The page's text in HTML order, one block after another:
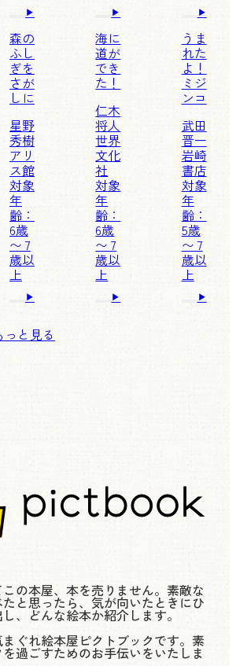
森の
ふし
ぎを
さが
しに
星野
秀樹
アリ
ス館
対象
年
齢：
6歳
〜 7
歳以
上
海に
道が
でき
た！
仁木
将人
世界
文化
社
対象
年
齢：
6歳
〜 7
歳以
上
うま
れた
よ！
ミジ
ンコ
武田
晋一
岩崎
書店
対象
年
齢：
5歳
〜 7
歳以
上
と見る
の本屋、本を売りません。素敵な
と思ったら、気が向いたときにひ
、どんな絵本か紹介します。
ぐれ絵本屋ピクトブックです。素
過ごすためのお手伝いをいたしま